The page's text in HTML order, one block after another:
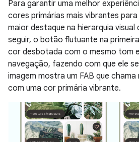
Para garantir uma melhor
cores primárias mais vibrantes
maior destaque na hierarquia visual
seguir, o botão flutuante na
cor desbotada com o mesmo tom
navegação, fazendo com que ele
imagem mostra um FAB que
com uma cor primária vibrante.